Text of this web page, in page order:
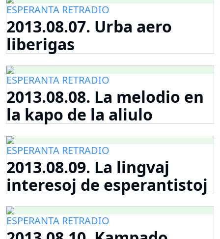
ESPERANTA RETRADIO
2013.08.07. Urba aero
liberigas
ESPERANTA RETRADIO
2013.08.08. La melodio en
la kapo de la aliulo
ESPERANTA RETRADIO
2013.08.09. La lingvaj
interesoj de esperantistoj
ESPERANTA RETRADIO